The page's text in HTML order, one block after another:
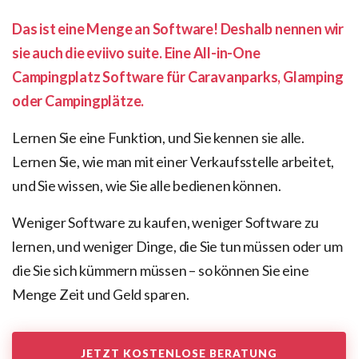
Das ist eine Menge an Software! Deshalb nennen wir
sie auch die eviivo suite. Eine All-in-One
Campingplatz Software für Caravanparks, Glamping
oder Campingplätze.
Lernen Sie eine Funktion, und Sie kennen sie alle.
Lernen Sie, wie man mit einer Verkaufsstelle arbeitet,
und Sie wissen, wie Sie alle bedienen können.
Weniger Software zu kaufen, weniger Software zu
lernen, und weniger Dinge, die Sie tun müssen oder um
die Sie sich kümmern müssen – so können Sie eine
Menge Zeit und Geld sparen.
JETZT KOSTENLOSE BERATUNG